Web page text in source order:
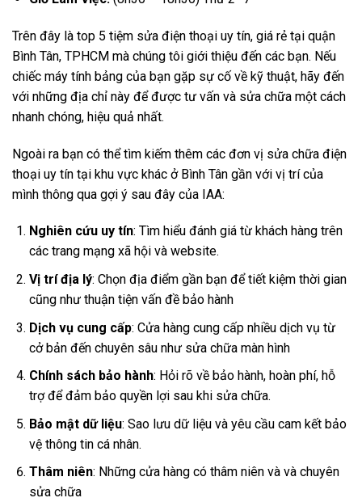
Trên đây là top 5 tiệm sửa điện thoại uy tín, giá rẻ tại quận
Bình Tân, TPHCM mà chúng tôi giới thiệu đến các bạn. Nếu
chiếc máy tính bảng của bạn gặp sự cố về kỹ thuật, hãy đến
với những địa chỉ này để được tư vấn và sửa chữa một cách
nhanh chóng, hiệu quả nhất.
Ngoài ra bạn có thể tìm kiếm thêm các đơn vị sửa chữa điện
thoại uy tín tại khu vực khác ở Bình Tân gần với vị trí của
mình thông qua gợi ý sau đây của IAA:
Nghiên cứu uy tín: Tìm hiểu đánh giá từ khách hàng trên
các trang mạng xã hội và website.
Vị trí địa lý: Chọn địa điểm gần bạn để tiết kiệm thời gian
cũng như thuận tiện vấn đề bảo hành
Dịch vụ cung cấp: Cửa hàng cung cấp nhiều dịch vụ từ
cở bản đến chuyên sâu như sửa chữa màn hình
Chính sách bảo hành: Hỏi rõ về bảo hành, hoàn phí, hỗ
trợ để đảm bảo quyền lợi sau khi sửa chữa.
Bảo mật dữ liệu: Sao lưu dữ liệu và yêu cầu cam kết bảo
vệ thông tin cá nhân.
Thâm niên: Những cửa hàng có thâm niên và và chuyên
sửa chữa